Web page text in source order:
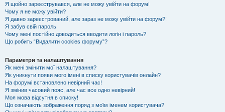
Я щойно зареєструвався, але не можу увійти на форум!
Чому я не можу увійти?
Я давно зареєстрований, але зараз не можу увійти на форум?!
Я забув свій пароль
Чому мені постійно доводиться вводити логін і пароль?
Що робить “Видалити cookies форуму”?
Параметри та налаштування
Як мені змінити мої налаштування?
Як уникнути появи мого імені в списку користувачів онлайн?
На форумі встановлено невірний час!
Я змінив часовий пояс, але час все одно невірний!
Моя мова відсутня в списку!
Що означають зображення поряд з моїм іменем користувача?